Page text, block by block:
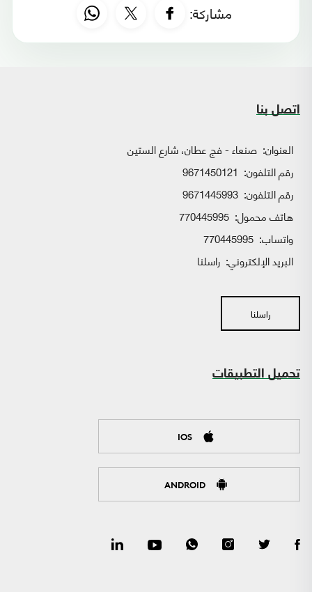
مشاركة:
اتصل بنا
العنوان: صنعاء - فج عطان، شارع الستين
رقم التلفون: 9671450121
رقم التلفون: 9671445993
هاتف محمول: 770445995
واتساب:
البريد الإلكتروني: راسلنا
راسلنا
تحميل التطبيقات
IOS
ANDROID